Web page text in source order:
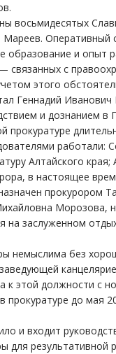
восьмидесятых
Оперативный
и опыт
связанных с
этого
Геннадий
и дознанием в
прокуратуре
работали:
Алтайского
в настоящее
прокурором
Морозова,
на заслуженном
немыслима без
к этой должности с
до мая
и входит
для